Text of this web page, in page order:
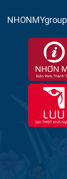
NHONMYgroup